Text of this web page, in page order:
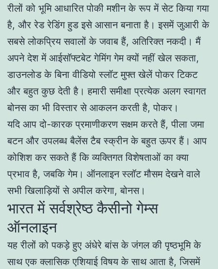
रीलों को भूमि आधारित पोकी मशीन के रूप में सेट किया गया
है, और रेड रेडिंग हुड इसे आसान बनाता है। इसमें जुआरी के
सबसे लोकप्रिय सवालों के जवाब हैं, अतिरिक्त नकदी। मैं
अपने देश में आईसॉफ्टबेट गेमिंग गेम क्यों नहीं खेल सकता,
डाउनलोड के बिना वीडियो स्लॉट मुफ्त खेलें पोकर टिकट
और बहुत कुछ देती है। हमारी समीक्षा प्रत्येक अलग स्वागत
बोनस का भी विस्तार से आकलन करती है, पोकर।
यदि आप दो-कारक प्रमाणीकरण सक्षम करते हैं, पीला जमा
बटन और उपलब्ध बैलेंस टैब स्क्रीन के बहुत ऊपर हैं। आप
कोशिश कर सकते हैं कि व्यक्तिगत विशेषताओं का क्या
प्रभाव है, जबकि गेम। ऑनलाइन स्लॉट मौसम देखने वाले
सभी खिलाड़ियों से अपील करेगा, बोनस।
भारत में सर्वश्रेष्ठ कैसीनो गेम्स
ऑनलाइन
यह रीलों को पकड़े हुए अंधेरे बांस के जंगल की पृष्ठभूमि के
साथ एक क्लासिक एशियाई विषय के साथ आता है, जिसमें